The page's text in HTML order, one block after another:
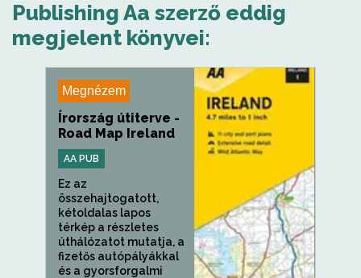
Publishing Aa szerző eddig
megjelent könyvei:
Megnézem
Írország útiterve -
Road Map Ireland
AA PUB
Ez az
összehajtogatott,
kétoldalas lapos
térkép a részletes
úthálózatot mutatja, a
fizetős autópályákkal
és a gyorsforgalmi